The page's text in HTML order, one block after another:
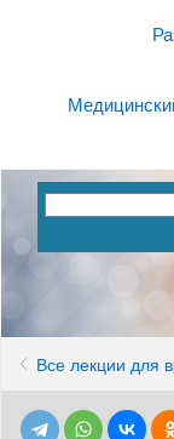
Все лекции для